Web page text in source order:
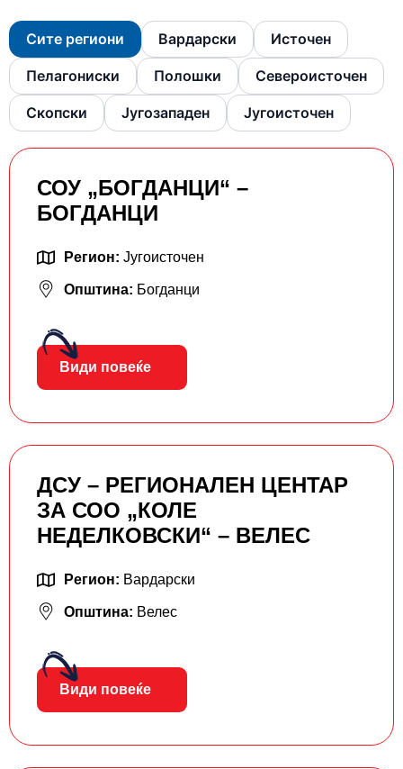
Сите региони Вардарски Источен
Пелагониски Полошки Североисточен
Скопски Југозападен Југоисточен
СОУ „БОГДАНЦИ“ –
БОГДАНЦИ
Регион: Југоисточен
Општина: Богданци
Види повеќе
ДСУ – РЕГИОНАЛЕН ЦЕНТАР
ЗА СОО „КОЛЕ
НЕДЕЛКОВСКИ“ – ВЕЛЕС
Регион: Вардарски
Општина: Велес
Види повеќе